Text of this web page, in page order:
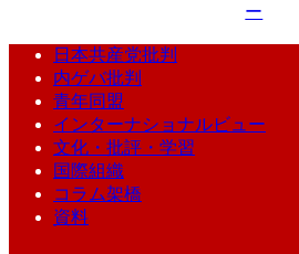
ー
日本共産党批判
内ゲバ批判
青年同盟
インターナショナルビュー
文化・批評・学習
国際組織
コラム架橋
資料